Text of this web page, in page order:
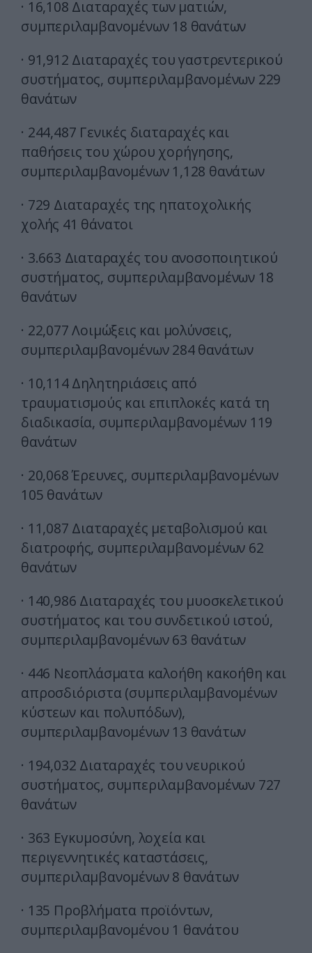
· 16,108 Διαταραχές των ματιών,
συμπεριλαμβανομένων 18 θανάτων
· 91,912 Διαταραχές του γαστρεντερικού
συστήματος, συμπεριλαμβανομένων 229
θανάτων
· 244,487 Γενικές διαταραχές και
παθήσεις του χώρου χορήγησης,
συμπεριλαμβανομένων 1,128 θανάτων
· 729 Διαταραχές της ηπατοχολικής
χολής 41 θάνατοι
· 3.663 Διαταραχές του ανοσοποιητικού
συστήματος, συμπεριλαμβανομένων 18
θανάτων
· 22,077 Λοιμώξεις και μολύνσεις,
συμπεριλαμβανομένων 284 θανάτων
· 10,114 Δηλητηριάσεις από
τραυματισμούς και επιπλοκές κατά τη
διαδικασία, συμπεριλαμβανομένων 119
θανάτων
· 20,068 Έρευνες, συμπεριλαμβανομένων
105 θανάτων
· 11,087 Διαταραχές μεταβολισμού και
διατροφής, συμπεριλαμβανομένων 62
θανάτων
· 140,986 Διαταραχές του μυοσκελετικού
συστήματος και του συνδετικού ιστού,
συμπεριλαμβανομένων 63 θανάτων
· 446 Νεοπλάσματα καλοήθη κακοήθη και
απροσδιόριστα (συμπεριλαμβανομένων
κύστεων και πολυπόδων),
συμπεριλαμβανομένων 13 θανάτων
· 194,032 Διαταραχές του νευρικού
συστήματος, συμπεριλαμβανομένων 727
θανάτων
· 363 Εγκυμοσύνη, λοχεία και
περιγεννητικές καταστάσεις,
συμπεριλαμβανομένων 8 θανάτων
· 135 Προβλήματα προϊόντων,
συμπεριλαμβανομένου 1 θανάτου